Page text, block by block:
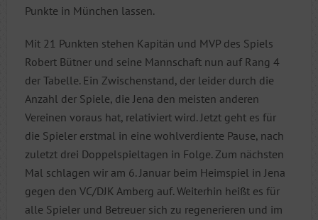
Punkte in München lassen.
Mit 21 Punkten stehen Kapitän und MVP des Spiels
Robert Bütner und seine Mannschaft nun auf Rang 4
der Tabelle. Ein Zwischenstand, der leider durch die
Anzahl der Spiele, die Jena den meisten anderen
Vereinen voraus hat, relativiert wird. Jetzt geht es für
die Spieler erstmal in eine wohlverdiente Pause, nach
zuletzt drei Doppelspieltagen in Folge. Zum nächsten
Mal schlagen wir am 6. Januar beim Heimspiel in Jena
gegen den VC/DJK Amberg auf. Weiterhin heißt es für
alle Spieler und Betreuer sich zu regenerieren und im